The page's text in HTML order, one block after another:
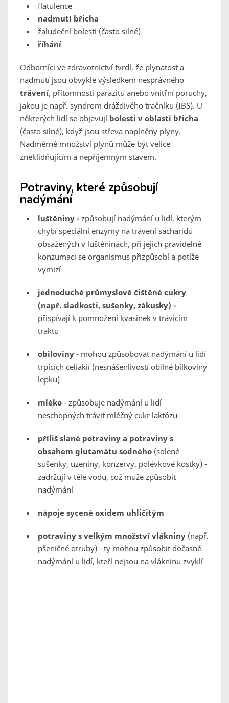
flatulence
nadmutí břicha
žaludeční bolesti (často silné)
říhání
Odborníci ve zdravotnictví tvrdí, že plynatost a
nadmutí jsou obvykle výsledkem nesprávného
trávení, přítomnosti parazitů anebo vnitřní poruchy,
jakou je např. syndrom dráždivého tračníku (IBS). U
některých lidí se objevují bolesti v oblasti břicha
(často silné), když jsou střeva naplněny plyny.
Nadměrné množství plynů může být velice
zneklidňujícím a nepříjemným stavem.
Potraviny, které způsobují
nadýmání
luštěniny - způsobují nadýmání u lidí, kterým
chybí speciální enzymy na trávení sacharidů
obsažených v luštěninách, při jejich pravidelné
konzumaci se organismus přizpůsobí a potíže
vymizí
jednoduché průmyslově čištěné cukry
(např. sladkosti, sušenky, zákusky) -
přispívají k pomnožení kvasinek v trávicím
traktu
obiloviny - mohou způsobovat nadýmání u lidí
trpících celiakií (nesnášenlivostí obilné bílkoviny
lepku)
mléko - způsobuje nadýmání u lidí
neschopných trávit mléčný cukr laktózu
příliš slané potraviny a potraviny s
obsahem glutamátu sodného (solené
sušenky, uzeniny, konzervy, polévkové kostky) -
zadržují v těle vodu, což může způsobit
nadýmání
nápoje sycené oxidem uhličitým
potraviny s velkým množství vlákniny (např.
pšeničné otruby) - ty mohou způsobit dočasné
nadýmání u lidí, kteří nejsou na vlákninu zvyklí